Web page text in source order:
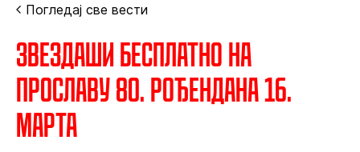
Погледај све вести
Звездаши бесплатно на
прославу 80. рођендана 16.
марта